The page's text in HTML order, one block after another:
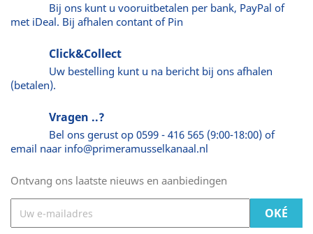
Bij ons kunt u vooruitbetalen per bank, PayPal of
met iDeal. Bij afhalen contant of Pin
Click&Collect
Uw bestelling kunt u na bericht bij ons afhalen
(betalen).
Vragen ..?
Bel ons gerust op 0599 - 416 565 (9:00-18:00) of
email naar info@primeramusselkanaal.nl
Ontvang ons laatste nieuws en aanbiedingen